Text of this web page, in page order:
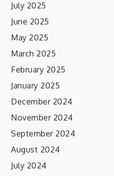
July 2025
June 2025
May 2025
March 2025
February 2025
January 2025
December 2024
November 2024
September 2024
August 2024
July 2024